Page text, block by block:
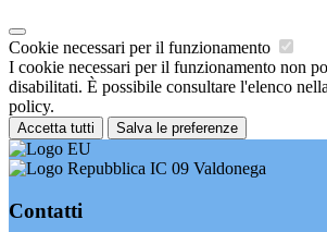
Cookie necessari per il funzionamento
I cookie necessari per il funzionamento non
disabilitati. È possibile consultare l'elenco
policy.
Accetta tutti Salva le preferenze
IC 09 Valdonega
Contatti